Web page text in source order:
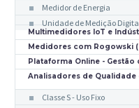
Medidor de Energia
Unidade de Medição
Multimedidores IoT e
Medidores com Rogowski
Plataforma Online - Gestão
Analisadores de Qualidade
Classe S - Uso Fixo